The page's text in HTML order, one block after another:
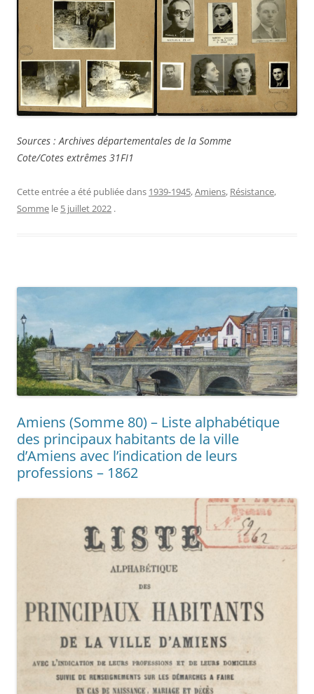
Sources : Archives départementales de la Somme
Cote/Cotes extrêmes 31FI1
Cette entrée a été publiée dans 1939-1945,Amiens, Résistance,
Somme le 5 juillet 2022 .
Amiens (Somme 80) – Liste alphabétique
des principaux habitants de la ville
d’Amiens avec l’indication de leurs
professions – 1862